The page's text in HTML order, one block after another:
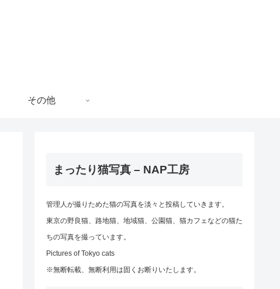
その他
まったり猫写真 – NAP工房
管理人が撮りためた猫の写真を淡々と投稿していきます。
東京の野良猫、路地猫、地域猫、公園猫、猫カフェなどの猫た
ちの写真を撮っています。
Pictures of Tokyo cats
※無断転載、無断利用は固くお断りいたします。